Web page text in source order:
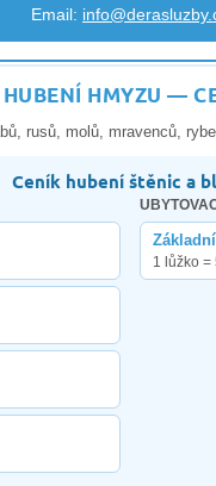
Email:
HUBENÍ HMYZU —
rusů, molů, mravenců,
Ceník hubení štěnic a
1 lůžko =